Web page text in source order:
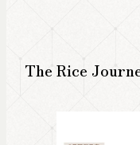
The Rice